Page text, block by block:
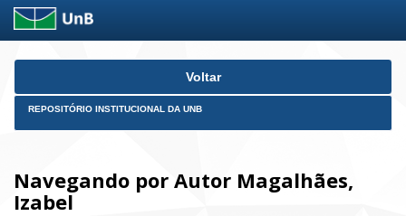
Skip
Voltar
REPOSITÓRIO INSTITUCIONAL DA UNB
Navegando por Autor Magalhães,
Izabel